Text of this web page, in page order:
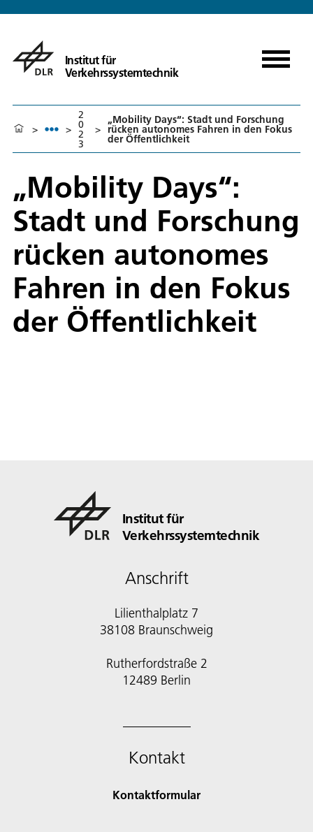
Institut für
Verkehrssystemtechnik
> >
2
0
2
3
>
„Mobility Days“: Stadt und Forschung
rücken autonomes Fahren in den Fokus
der Öffentlichkeit
„Mobility Days“:
Stadt und Forschung
rücken autonomes
Fahren in den Fokus
der Öffentlichkeit
Institut für
Verkehrssystemtechnik
Anschrift
Lilienthalplatz 7
38108 Braunschweig
Rutherfordstraße 2
12489 Berlin
Kontakt
Kontaktformular